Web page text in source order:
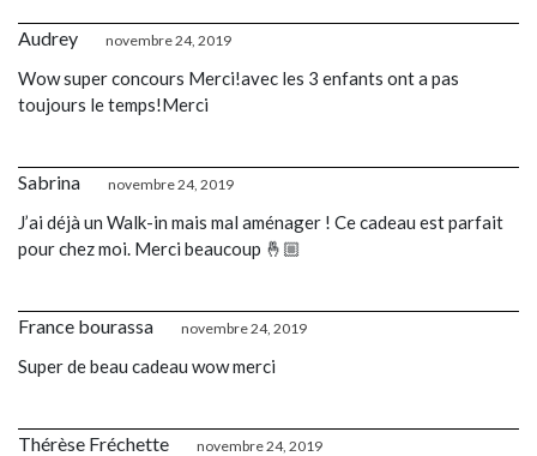
Audrey novembre 24, 2019
Wow super concours Merci!avec les 3 enfants ont a pas
toujours le temps!Merci
Sabrina novembre 24, 2019
J’ai déjà un Walk-in mais mal aménager ! Ce cadeau est parfait
pour chez moi. Merci beaucoup 🤞🏼
France bourassa novembre 24, 2019
Super de beau cadeau wow merci
Thérèse Fréchette novembre 24, 2019